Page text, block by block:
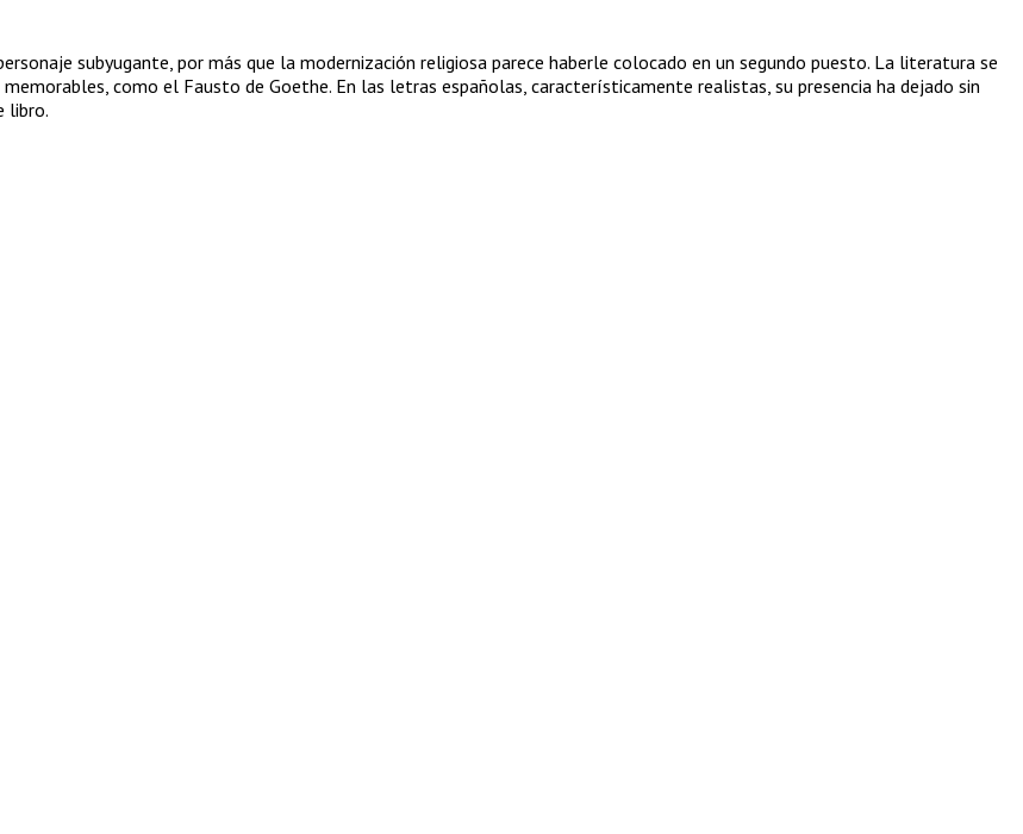
subyugante, por más que la modernización religiosa parece haberle colocado en un segundo puesto. La literatura se
como el Fausto de Goethe. En las letras españolas, característicamente realistas, su presencia ha dejado sin
libro.